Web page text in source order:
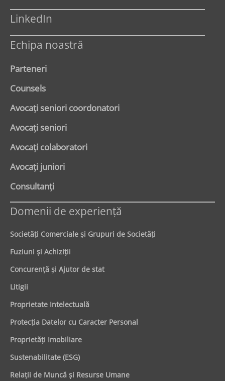
LinkedIn
Echipa noastră
Parteneri
Counsels
Avocaţi seniori coordonatori
Avocaţi seniori
Avocaţi colaboratori
Avocaţi juniori
Consultanți
Domenii de experienţă
Societăţi Comerciale şi Grupuri de Societăţi
Fuziuni şi Achiziţii
Concurenţă şi Ajutor de stat
Litigii
Proprietate Intelectuală
Protecţia Datelor cu Caracter Personal
Proprietăţi Imobiliare
Sustenabilitate (ESG)
Relaţii de Muncă şi Resurse Umane